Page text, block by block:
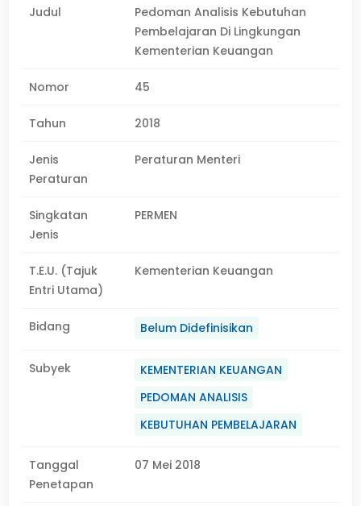
Judul
Pedoman Analisis Kebutuhan
Pembelajaran Di Lingkungan
Kementerian Keuangan
Nomor 45
Tahun 2018
Jenis
Peraturan
Peraturan Menteri
Singkatan
Jenis
PERMEN
T.E.U. (Tajuk
Entri Utama)
Kementerian Keuangan
Bidang Belum Didefinisikan
Subyek
KEMENTERIAN KEUANGAN
PEDOMAN ANALISIS
KEBUTUHAN PEMBELAJARAN
Tanggal
Penetapan
07 Mei 2018